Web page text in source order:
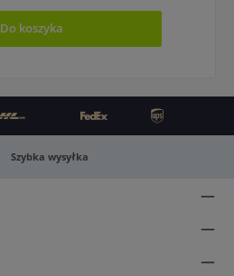
Do koszyka
Szybka wysyłka